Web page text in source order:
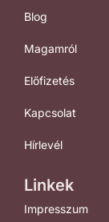
Blog
Magamról
Előfizetés
Kapcsolat
Hírlevél
Linkek
Impresszum